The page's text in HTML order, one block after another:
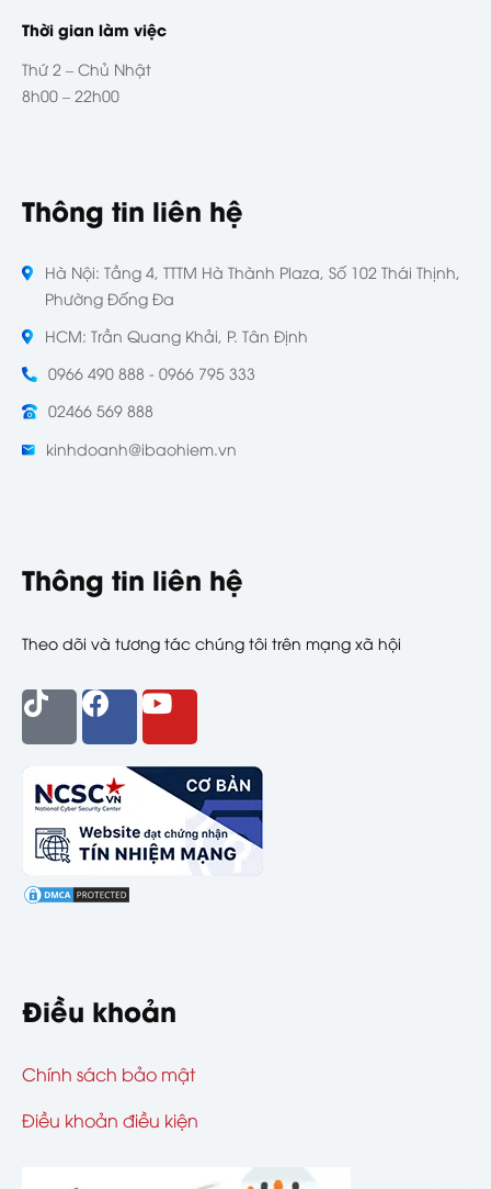
Thời gian làm việc
Thứ 2 – Chủ Nhật
8h00 – 22h00
Thông tin liên hệ
Hà Nội: Tầng 4, TTTM Hà Thành Plaza, Số 102 Thái Thịnh,
Phường Đống Đa
HCM: Trần Quang Khải, P. Tân Định
0966 490 888 - 0966 795 333
02466 569 888
kinhdoanh@ibaohiem.vn
Thông tin liên hệ
Theo dõi và tương tác chúng tôi trên mạng xã hội
Điều khoản
Chính sách bảo mật
Điều khoản điều kiện